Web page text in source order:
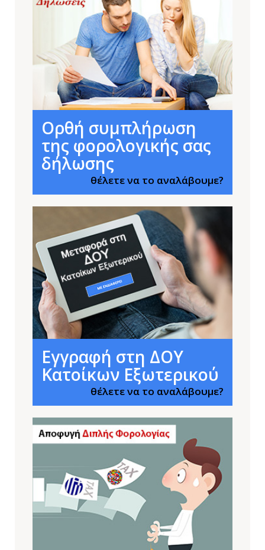
Ορθή συμπλήρωση
της φορολογικής σας
δήλωσης
θέλετε να το αναλάβουμε?
Εγγραφή στη ΔΟΥ
Κατοίκων Εξωτερικού
θέλετε να το αναλάβουμε?